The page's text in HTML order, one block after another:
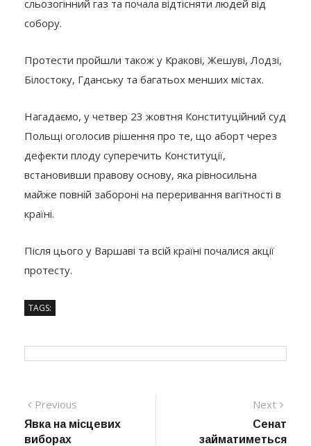
сльозогінний газ та почала відтісняти людей від
собору.
Протести пройшли також у Кракові, Жешуві, Лодзі,
Білостоку, Гданську та багатьох менших містах.
Нагадаємо, у четвер 23 жовтня Конституційний суд
Польщі оголосив рішення про те, що аборт через
дефекти плоду суперечить Конституції,
встановивши правову основу, яка рівносильна
майже повній забороні на переривання вагітності в
країні.
Після цього у Варшаві та всій країні почалися акції
протесту.
TAGS:
Навігація
записів
Previous
post:
Явка на місцевих
виборах
Next
Сенат
займатиметься